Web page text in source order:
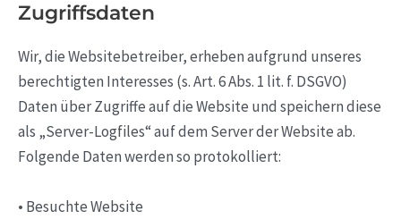
Zugriffsdaten
Wir, die Websitebetreiber, erheben aufgrund unseres
berechtigten Interesses (s. Art. 6 Abs. 1 lit. f. DSGVO)
Daten über Zugriffe auf die Website und speichern diese
als „Server-Logfiles“ auf dem Server der Website ab.
Folgende Daten werden so protokolliert:
• Besuchte Website